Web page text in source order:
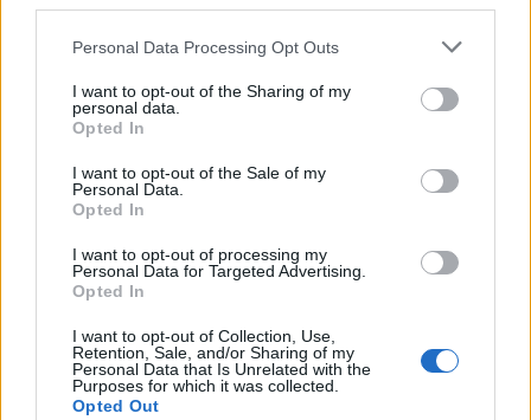
Personal Data Processing Opt Outs
I want to opt-out of the Sharing of my
personal data.
Opted In
I want to opt-out of the Sale of my
Personal Data.
Opted In
I want to opt-out of processing my
Personal Data for Targeted Advertising.
Opted In
I want to opt-out of Collection, Use,
Retention, Sale, and/or Sharing of my
Personal Data that Is Unrelated with the
Purposes for which it was collected.
Opted Out
Rozpoznasz je wszystkie?
literatury - jak sobie
poradzisz?